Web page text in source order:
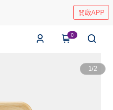
開啟APP
0
1/2